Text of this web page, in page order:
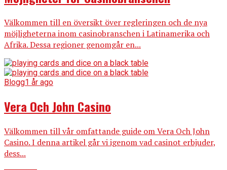
Välkommen till en översikt över regleringen och de nya
möjligheterna inom casinobranschen i Latinamerika och
Afrika. Dessa regioner genomgår en...
Blogg1 år ago
Vera Och John Casino
Välkommen till vår omfattande guide om Vera Och John
Casino. I denna artikel går vi igenom vad casinot erbjuder,
dess...